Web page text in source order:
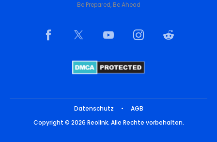
Be Prepared, Be Ahead
Datenschutz •
AGB
Copyright © 2026 Reolink. Alle Rechte vorbehalten.